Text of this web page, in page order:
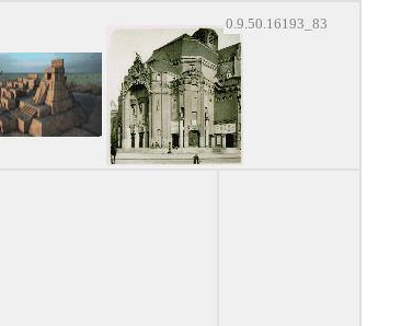
0.9.50.16193_83